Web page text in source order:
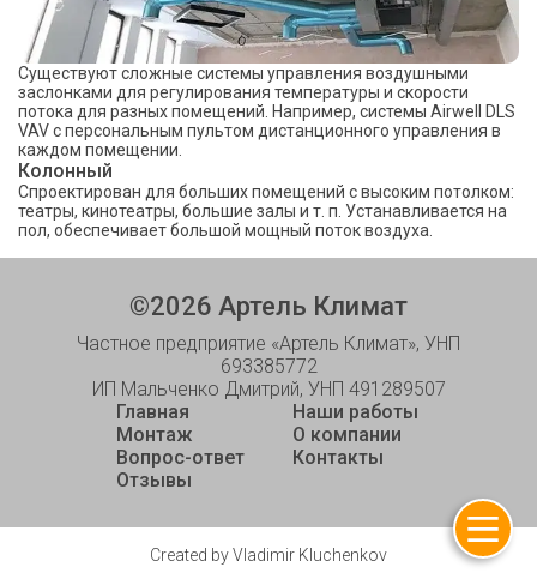
Существуют сложные системы управления воздушными
заслонками для регулирования температуры и скорости
потока для разных помещений. Например, системы Airwell DLS
VAV с персональным пультом дистанционного управления в
каждом помещении.
Колонный
Спроектирован для больших помещений с высоким потолком:
театры, кинотеатры, большие залы и т. п. Устанавливается на
пол, обеспечивает большой мощный поток воздуха.
©2026 Артель Климат
Частное предприятие «Артель Климат», УНП
693385772
ИП Мальченко Дмитрий, УНП 491289507
Главная
Монтаж
Вопрос-ответ
Отзывы
Наши работы
О компании
Контакты
Created by Vladimir Kluchenkov